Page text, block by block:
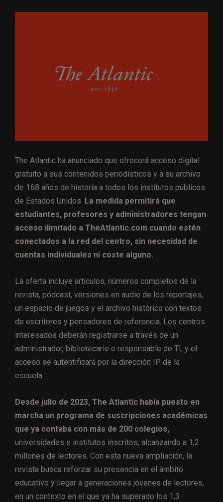
The Atlantic ha anunciado que ofrecerá acceso digital
gratuito a sus contenidos periodísticos y a su archivo
de 168 años de historia a todos los institutos públicos
de Estados Unidos. La medida permitirá que
estudiantes, profesores y administradores tengan
acceso ilimitado a TheAtlantic.com cuando estén
conectados a la red del centro, sin necesidad de
cuentas individuales ni coste alguno.
La oferta incluye artículos, números completos de la
revista, pódcast, versiones en audio de los reportajes,
un espacio de juegos y el archivo histórico con textos
de escritores y pensadores de referencia. Los centros
interesados deberán registrarse a través de un
administrador, bibliotecario o responsable de TI, y el
acceso se autentificará por la dirección IP de la
escuela.
Desde julio de 2023, The Atlantic había puesto en
marcha un programa de suscripciones académicas
que ya contaba con más de 200 colegios,
universidades e institutos inscritos, alcanzando a 1,2
millones de lectores. Con esta nueva ampliación, la
revista busca reforzar su presencia en el ámbito
educativo y llegar a generaciones jóvenes de lectores,
en un contexto en el que ya ha superado los 1,3